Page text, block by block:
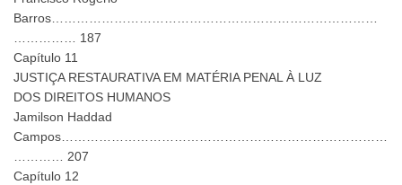
Barros……………………………………………………………………
…………… 187
Capítulo 11
JUSTIÇA RESTAURATIVA EM MATÉRIA PENAL À LUZ
DOS DIREITOS HUMANOS
Jamilson Haddad
Campos……………………………………………………………………
………… 207
Capítulo 12